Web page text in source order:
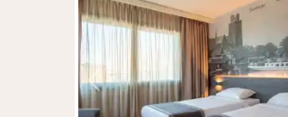
Vorige foto